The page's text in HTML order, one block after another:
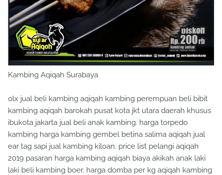
Kambing Aqiqah Surabaya
olx jual beli kambing aqiqah kambing perempuan beli bibit
kambing aqiqah barokah pusat kota jkt utara daerah khusus
ibukota jakarta jual beli anak kambing. harga torpedo
kambing harga kambing gembel betina salima aqiqah jual
ear tag sapi jual kambing kiloan. price list pelangi aqiqah
2019 pasaran harga kambing aqiqah biaya akikah anak laki
laki beli kambing boer. harga domba per kg aqiqah kambing